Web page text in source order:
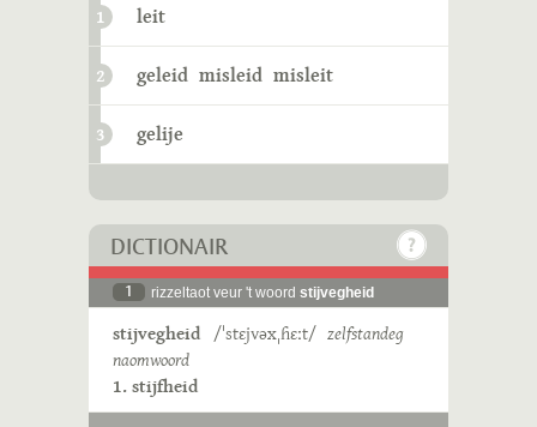
1 leit
2 geleid misleid misleit
3 gelije
DICTIONAIR
1 rizzeltaot veur 't woord stijvegheid
stijvegheid /ˈstɛjvəxˌɦɛːt/ zelfstandeg
naomwoord
1. stijfheid